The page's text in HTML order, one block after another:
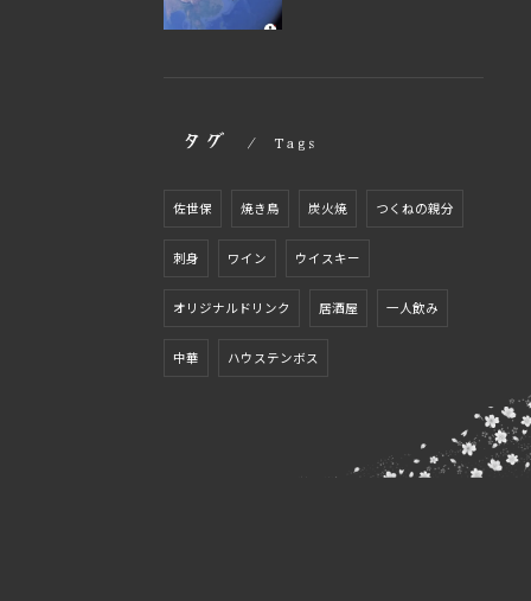
タグ Tags
佐世保 焼き鳥 炭火焼 つくねの親分
刺身 ワイン ウイスキー
オリジナルドリンク 居酒屋 一人飲み
中華 ハウステンボス